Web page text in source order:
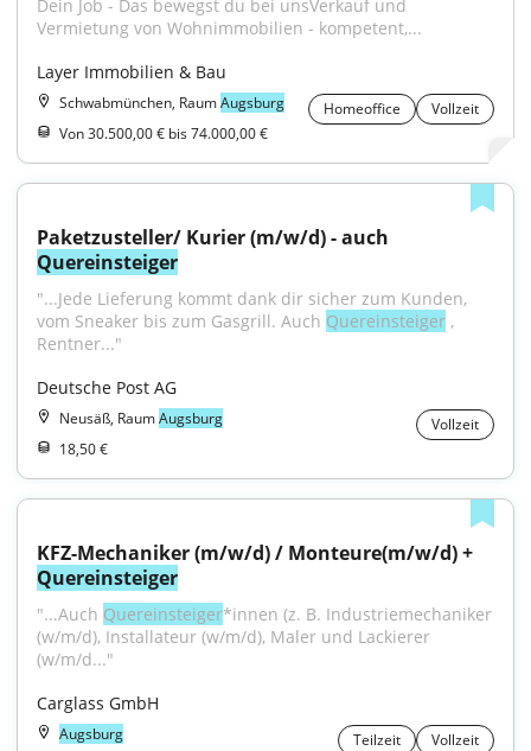
Dein Job - Das bewegst du bei unsVerkauf und
Vermietung von Wohnimmobilien - kompetent,...
Layer Immobilien & Bau
Schwabmünchen, RaumAugsburg Homeoffice
Vollzeit
Von 30.500,00 € bis 74.000,00 €
Quereinsteiger
"...Jede Lieferung kommt dank dir sicher zum Kunden,
vom Sneaker bis zum Gasgrill. Auch Quereinsteiger ,
Rentner..."
Deutsche Post AG
Neusäß, RaumAugsburg
Vollzeit
18,50 €
Quereinsteiger
"...Auch Quereinsteiger*innen (z. B. Industriemechaniker
(w/m/d), Installateur (w/m/d), Maler und Lackierer
(w/m/d..."
Carglass GmbH
Augsburg Teilzeit
Vollzeit